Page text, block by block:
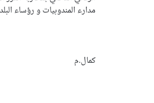
مدارء المندوبيات و رؤساء
كمال.م